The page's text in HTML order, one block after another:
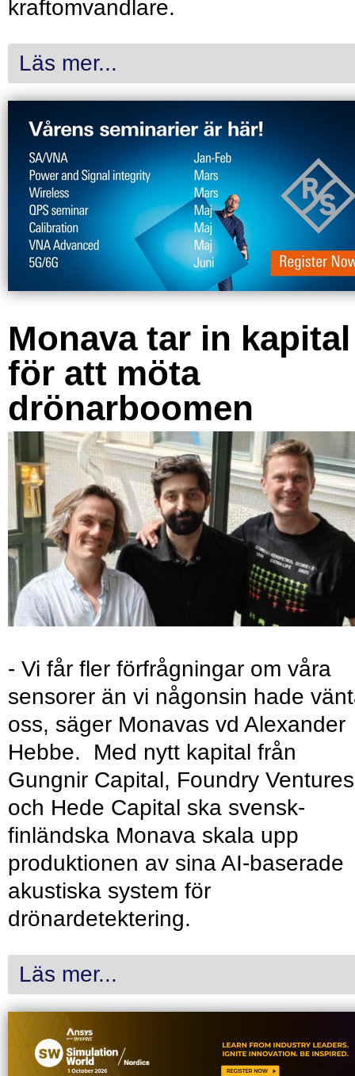
kraftomvandlare.
Läs mer...
Monava tar in kapital
för att möta
drönarboomen
- Vi får fler förfrågningar om våra
sensorer än vi någonsin hade
oss, säger Monavas vd Alexander
Hebbe. Med nytt kapital från
Gungnir Capital, Foundry Ventures
och Hede Capital ska svensk-
finländska Monava skala upp
produktionen av sina AI-baserade
akustiska system för
drönardetektering.
Läs mer...